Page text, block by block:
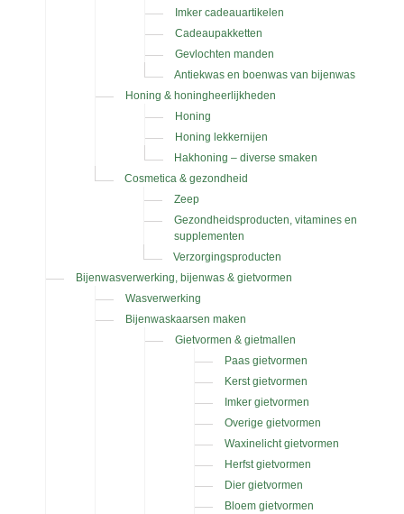
Imker cadeauartikelen
Cadeaupakketten
Gevlochten manden
Antiekwas en boenwas van bijenwas
Honing & honingheerlijkheden
Honing
Honing lekkernijen
Hakhoning – diverse smaken
Cosmetica & gezondheid
Zeep
Gezondheidsproducten, vitamines en
supplementen
Verzorgingsproducten
Bijenwasverwerking, bijenwas & gietvormen
Wasverwerking
Bijenwaskaarsen maken
Gietvormen & gietmallen
Paas gietvormen
Kerst gietvormen
Imker gietvormen
Overige gietvormen
Waxinelicht gietvormen
Herfst gietvormen
Dier gietvormen
Bloem gietvormen